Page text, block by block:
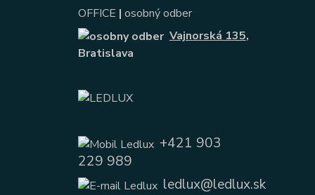
OFFICE | osobný odber
Vajnorská 135,
Bratislava
+421 903
229 989
ledlux@ledlux.sk